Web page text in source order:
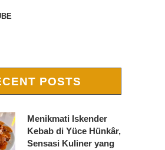
POSTS
Menikmati Iskender
Kebab di Yüce Hünkâr,
Sensasi Kuliner yang